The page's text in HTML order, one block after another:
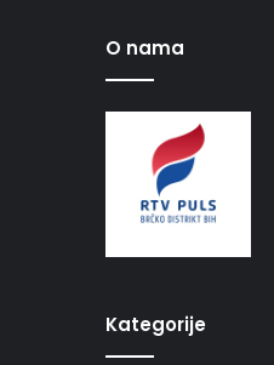
O nama
Kategorije